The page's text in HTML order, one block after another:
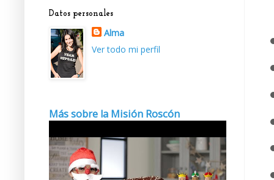
Datos personales
Alma
Ver todo mi perfil
Más sobre la Misión Roscón